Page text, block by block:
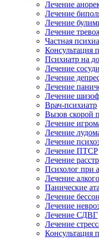
Лечение
Лечение
Лечение
Лечение
Частная
Консультация
Психиатр на
Лечение
Лечение
Лечение
Лечение
Врач-психиатр
Вызов скорой
Лечение
Лечение
Лечение
Лечение ПТСР
Лечение
Психолог при
Лечение
Панические
Лечение
Лечение
Лечение СДВГ
Лечение
Консультация